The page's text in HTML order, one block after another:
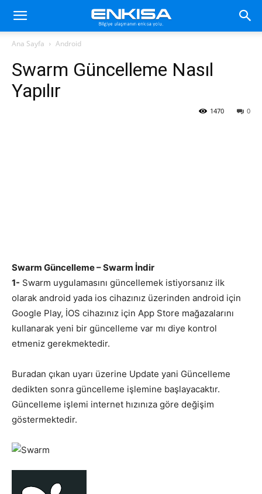
Ana Sayfa Android
Swarm Güncelleme Nasıl
Yapılır
0
1470
Swarm Güncelleme – Swarm İndir
1- Swarm uygulamasını güncellemek istiyorsanız ilk
olarak android yada ios cihazınız üzerinden android için
Google Play, İOS cihazınız için App Store mağazalarını
kullanarak yeni bir güncelleme var mı diye kontrol
etmeniz gerekmektedir.
Buradan çıkan uyarı üzerine Update yani Güncelleme
dedikten sonra güncelleme işlemine başlayacaktır.
Güncelleme işlemi internet hızınıza göre değişim
göstermektedir.